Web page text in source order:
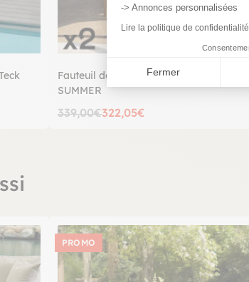
-> Annonces personnalisées
Lire la politique de confidentialité
Fermer
Fauteuil de jardin en teck (lot de 2)
SUMMER
339,00€322,05€
PROMO